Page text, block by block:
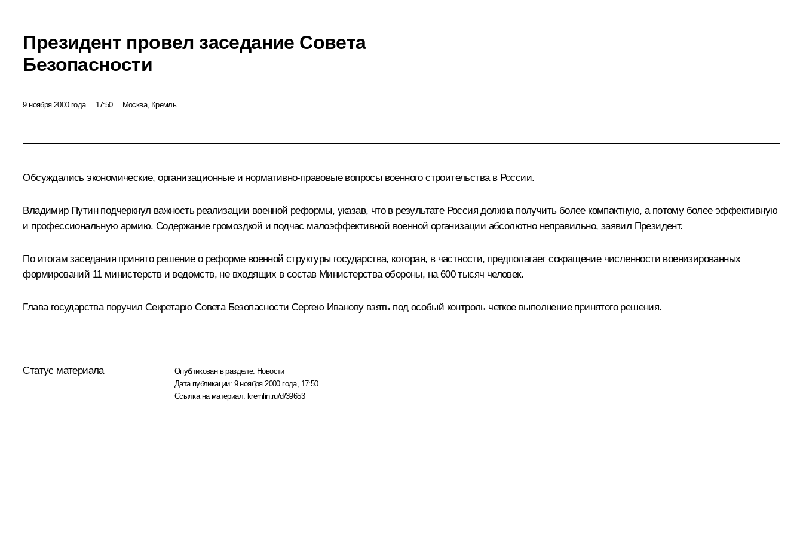
Президент провел заседание Совета
Безопасности
9 ноября 2000 года 17:50 Москва, Кремль
Обсуждались экономические, организационные и нормативно-правовые вопросы военного строительства в России.
Владимир Путин подчеркнул важность реализации военной реформы, указав, что в результате Россия должна получить более компактную, а потому более эффективную
и профессиональную армию. Содержание громоздкой и подчас малоэффективной военной организации абсолютно неправильно, заявил Президент.
По итогам заседания принято решение о реформе военной структуры государства, которая, в частности, предполагает сокращение численности военизированных
формирований 11 министерств и ведомств, не входящих в состав Министерства обороны, на 600 тысяч человек.
Глава государства поручил Секретарю Совета Безопасности Сергею Иванову взять под особый контроль четкое выполнение принятого решения.
Статус материала Опубликован в разделе: Новости
Дата публикации: 9 ноября 2000 года, 17:50
Ссылка на материал: kremlin.ru/d/39653